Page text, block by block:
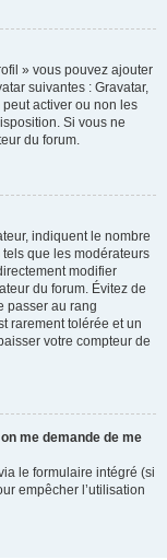
» vous pouvez ajouter
suivantes : Gravatar,
activer ou non les
Si vous ne
du forum.
indiquent le nombre
que les modérateurs
modifier
du forum. Évitez de
passer au rang
rarement tolérée et un
votre compteur de
me demande de me
le formulaire intégré (si
empêcher l’utilisation